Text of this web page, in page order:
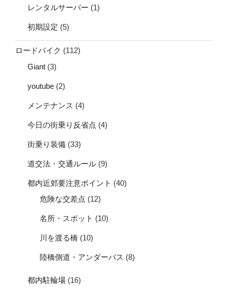
レンタルサーバー (1)
初期設定 (5)
ロードバイク (112)
Giant (3)
youtube (2)
メンテナンス (4)
今日の街乗り反省点 (4)
街乗り装備 (33)
道交法・交通ルール (9)
都内近郊要注意ポイント (40)
危険な交差点 (12)
名所・スポット (10)
川を渡る橋 (10)
陸橋側道・アンダーパス (8)
都内駐輪場 (16)